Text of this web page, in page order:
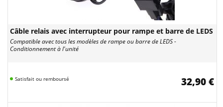
Câble relais avec interrupteur pour rampe et barre de LEDS
Compatible avec tous les modèles de rampe ou barre de LEDS -
Conditionnement à l'unité
Satisfait ou remboursé 32,90 €